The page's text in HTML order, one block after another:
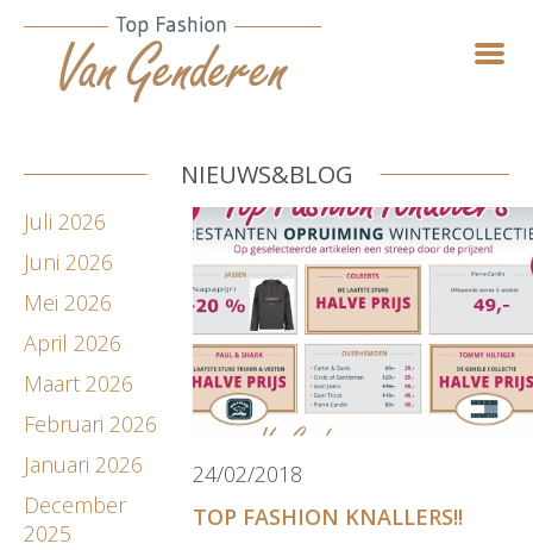
NIEUWS&BLOG
Juli 2026
Juni 2026
Mei 2026
April 2026
Maart 2026
Februari 2026
Januari 2026
December
2025
24/02/2018
TOP FASHION KNALLERS!!